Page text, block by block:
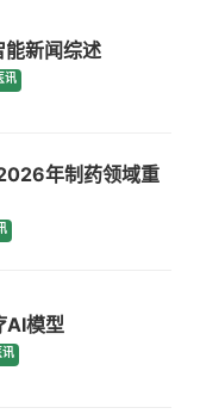
新闻综述
讯
年制药领域重
AI模型
讯